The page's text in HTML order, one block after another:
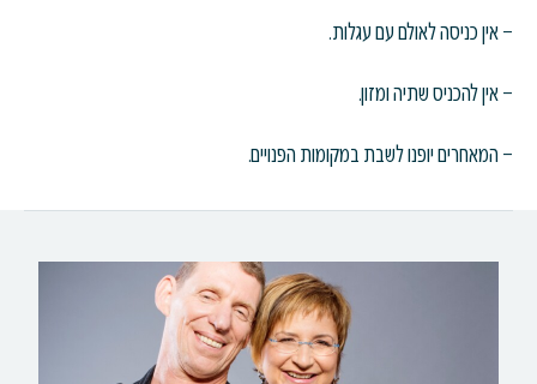
– אין כניסה לאולם עם עגלות.
– אין להכניס שתיה ומזון.
– המאחרים יופנו לשבת במקומות הפנויים.